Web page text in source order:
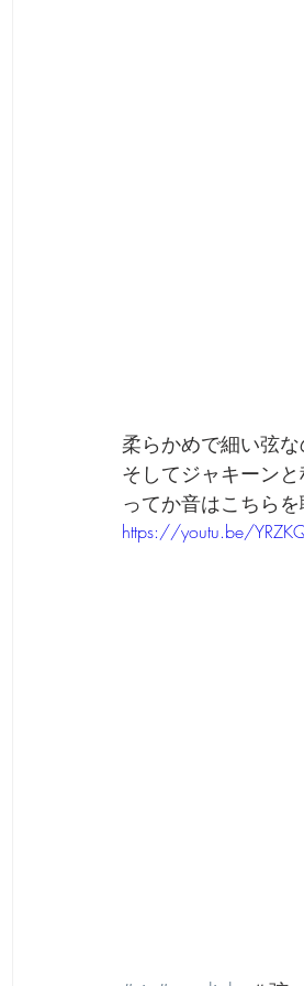
柔らかめで細い弦
そしてジャキーン
ってか音はこちら
https://youtu.be/